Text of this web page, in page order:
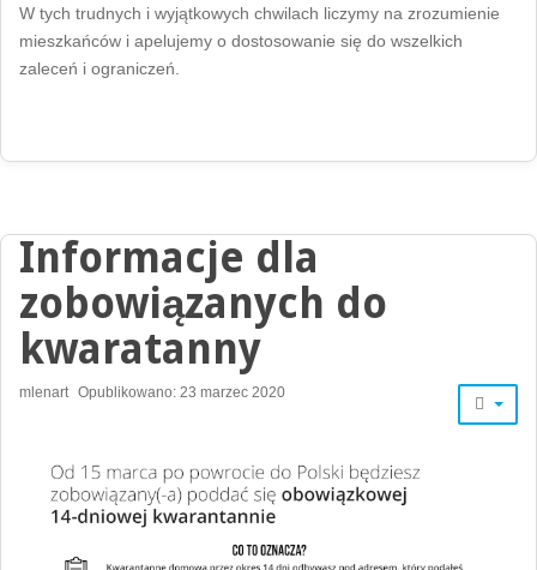
W tych trudnych i wyjątkowych chwilach liczymy na zrozumienie
mieszkańców i apelujemy o dostosowanie się do wszelkich
zaleceń i ograniczeń.
Informacje dla
zobowiązanych do
kwaratanny
mlenart Opublikowano: 23 marzec 2020